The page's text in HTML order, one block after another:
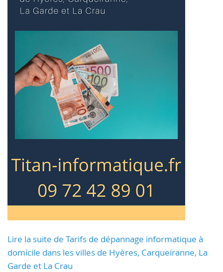
Lire la suite de Tarifs de dépannage informatique à
domicile dans les villes de Hyères, Carqueiranne, La
Garde et La Crau